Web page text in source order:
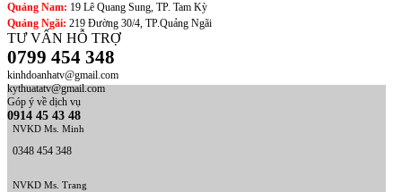
Quảng Nam: 19 Lê Quang Sung, TP. Tam Kỳ
Quảng Ngãi: 219 Đường 30/4, TP.Quảng Ngãi
TƯ VẤN HỖ TRỢ
0799 454 348
kinhdoanhatv@gmail.com
kythuatatv@gmail.com
Góp ý về dịch vụ
0914 45 43 48
NVKD Ms. Minh
0348 454 348
NVKD Ms. Trang